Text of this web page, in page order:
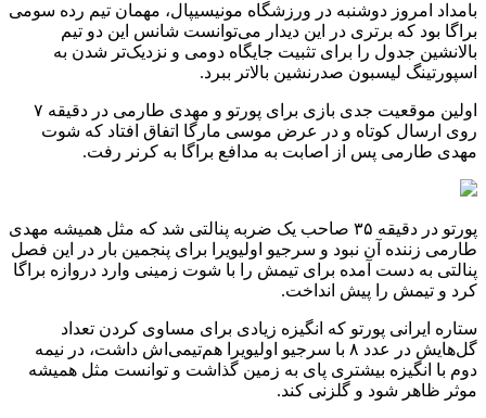
بامداد امروز دوشنبه در ورزشگاه مونیسیپال، مهمان تیم رده سومی
براگا بود که برتری در این دیدار می‌توانست شانس این دو تیم
بالانشین جدول را برای تثبیت جایگاه دومی و نزدیک‌تر شدن به
اسپورتینگ لیسبون صدرنشین بالاتر ببرد.
اولین موقعیت جدی بازی برای پورتو و مهدی طارمی در دقیقه ۷
روی ارسال کوتاه و در عرض موسی مارگا اتفاق افتاد که شوت
مهدی طارمی پس از اصابت به مدافع براگا به کرنر رفت.
پورتو در دقیقه ۳۵ صاحب یک ضربه پنالتی شد که مثل همیشه مهدی
طارمی زننده آن نبود و سرجیو اولیویرا برای پنجمین بار در این فصل
پنالتی به دست آمده برای تیمش را با شوت زمینی وارد دروازه براگا
کرد و تیمش را پیش انداخت.
ستاره ایرانی پورتو که انگیزه زیادی برای مساوی کردن تعداد
گل‌هایش در عدد ۸ با سرجیو اولیویرا هم‌تیمی‌اش داشت، در نیمه
دوم با انگیزه بیشتری پای به زمین گذاشت و توانست مثل همیشه
موثر ظاهر شود و گلزنی کند.